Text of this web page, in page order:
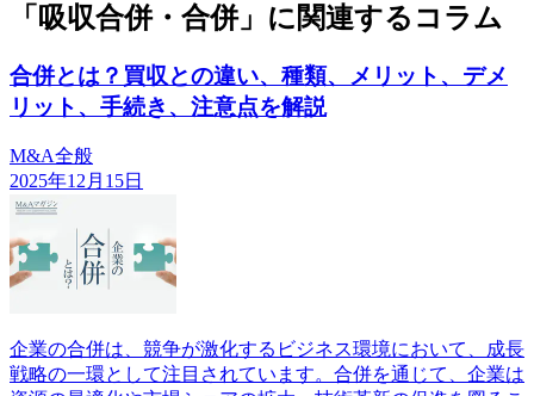
「吸収合併・合併」に関連するコラム
合併とは？買収との違い、種類、メリット、デメ
リット、手続き、注意点を解説
M&A全般
2025年12月15日
企業の合併は、競争が激化するビジネス環境において、成長
戦略の一環として注目されています。合併を通じて、企業は